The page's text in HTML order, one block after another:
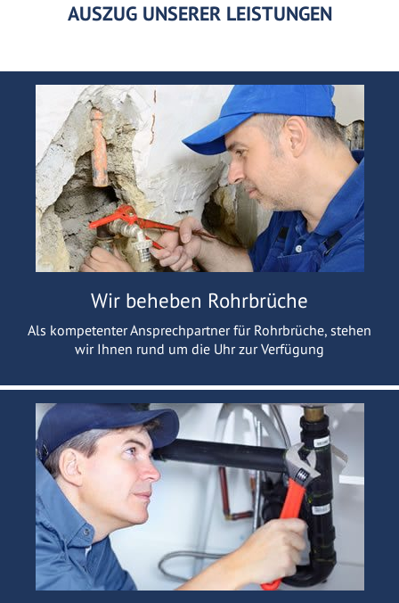
AUSZUG UNSERER LEISTUNGEN
Wir beheben Rohrbrüche
Als kompetenter Ansprechpartner für Rohrbrüche, stehen
wir Ihnen rund um die Uhr zur Verfügung